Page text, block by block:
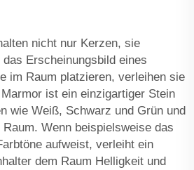
nicht nur Kerzen, sie
Erscheinungsbild eines
im Raum platzieren, verleihen sie
ist ein einzigartiger Stein
wie Weiß, Schwarz und Grün und
Wenn beispielsweise das
aufweist, verleiht ein
dem Raum Helligkeit und